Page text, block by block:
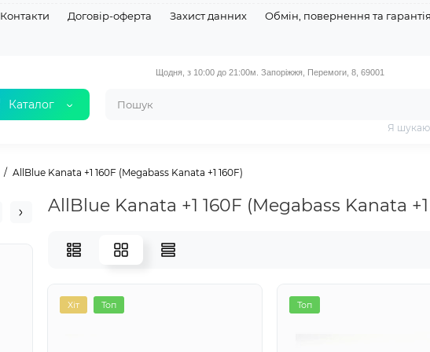
Контакти Договір-оферта Захист данних Обмін, повернення та гарантія
Каталог
Щодня, з 10:00 до 21:00м. Запоріжжя, Перемоги, 8, 69001
Я
AllBlue Kanata +1 160F (Megabass Kanata +1 160F)
09
AllBlue Kanata +1 160F (Megabass Kanata +1
Хіт Топ Топ